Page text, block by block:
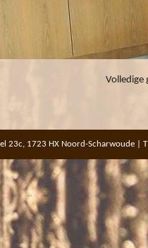
23c, 1723 HX Noord-Scharwoude |